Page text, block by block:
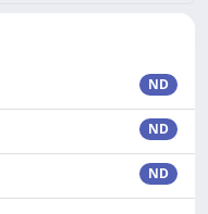
ND
ND
ND